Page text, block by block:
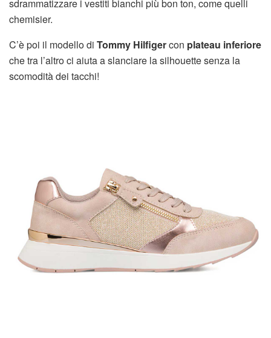
sdrammatizzare i vestiti bianchi più bon ton, come quelli
chemisier.
C’è poi il modello di Tommy Hilfigercon plateau inferiore
che tra l’altro ci aiuta a slanciare la silhouette senza la
scomodità dei tacchi!